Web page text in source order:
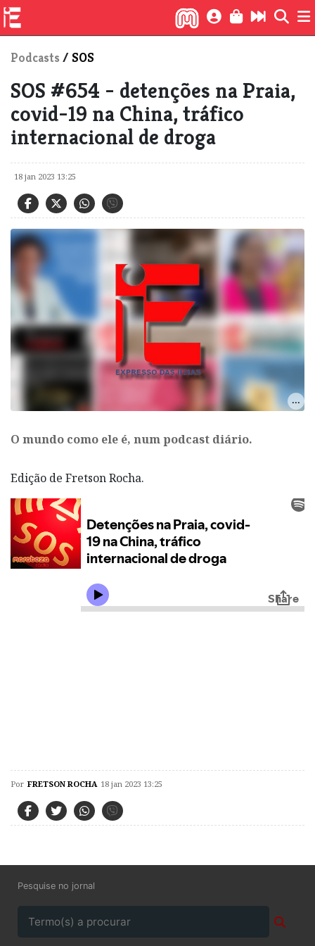
Podcasts / SOS
SOS #654 - detenções na Praia,
covid-19 na China, tráfico
internacional de droga
18 jan 2023 13:25
O mundo como ele é, num podcast diário.
Edição de Fretson Rocha.
Por FRETSON ROCHA 18 jan 2023 13:25
Pesquise no jornal